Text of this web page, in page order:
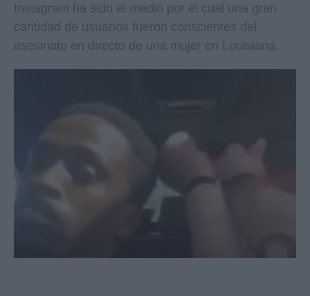
Instagram ha sido el medio por el cual una gran
cantidad de usuarios fueron conscientes del
asesinato en directo de una mujer en Louisiana.